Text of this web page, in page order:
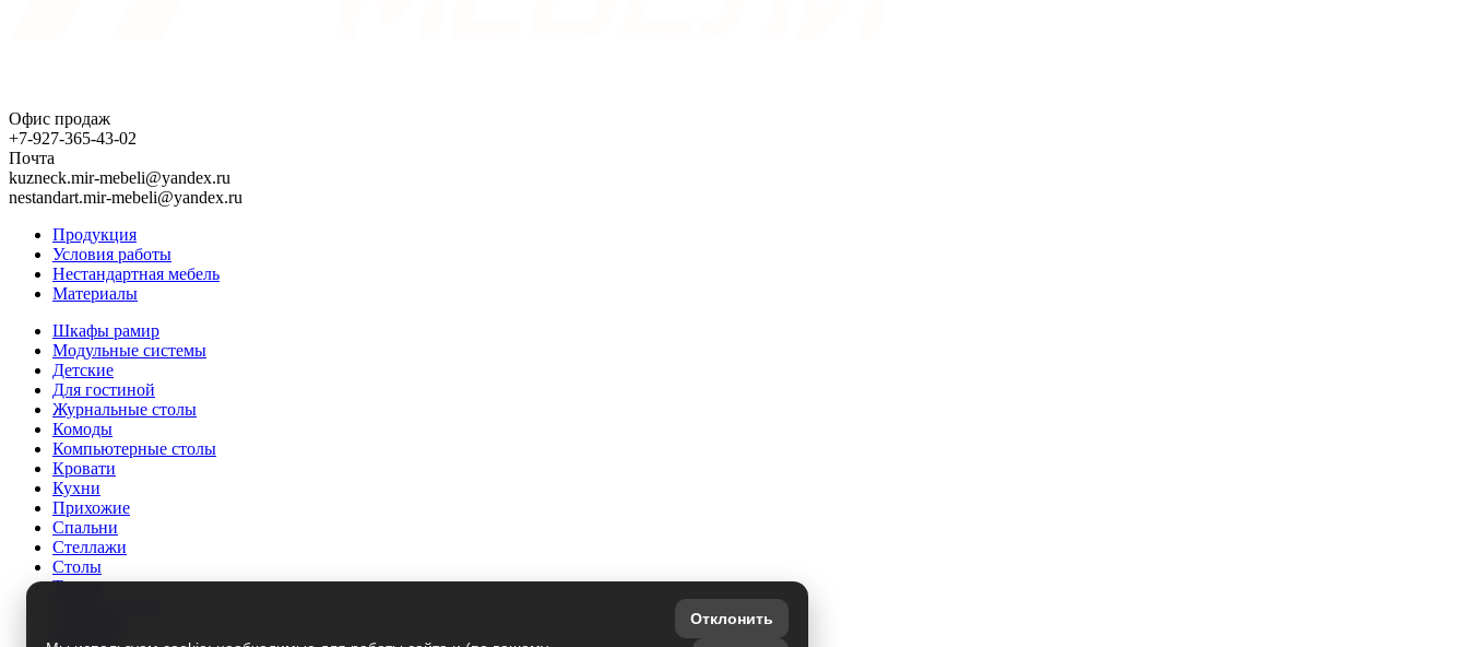
Офис продаж
+7-927-365-43-02
Почта
kuzneck.mir-mebeli@yandex.ru
nestandart.mir-mebeli@yandex.ru
Продукция
Условия работы
Нестандартная мебель
Материалы
Шкафы рамир
Модульные системы
Детские
Для гостиной
Журнальные столы
Комоды
Компьютерные столы
Кровати
Кухни
Прихожие
Спальни
Стеллажи
Столы
Трюмо
Отклонить